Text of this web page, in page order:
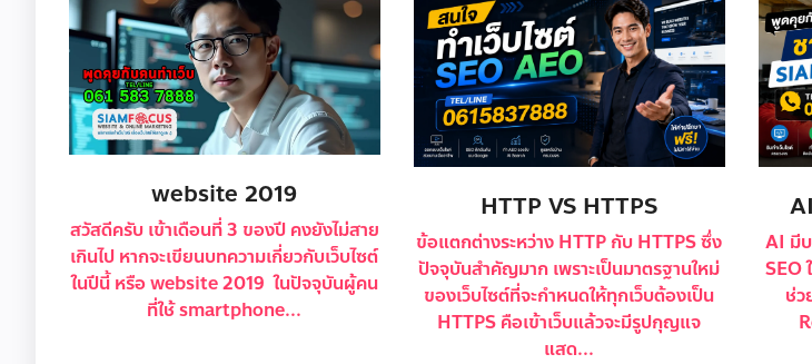
website 2019
สวัสดีครับ เข้าเดือนที่ 3 ของปี คงยังไม่สาย
เกินไป หากจะเขียนบทความเกี่ยวกับเว็บไซต์
ในปีนี้ หรือ website 2019 ในปัจจุบันผู้คน
ที่ใช้ smartphone...
HTTP VS HTTPS
ข้อแตกต่างระหว่าง HTTP กับ HTTPS ซึ่ง
ปัจจุบันสำคัญมาก เพราะเป็นมาตรฐานใหม่
ของเว็บไซต์ที่จะกำหนดให้ทุกเว็บต้องเป็น
HTTPS คือเข้าเว็บแล้วจะมีรูปกุญแจ
แสด...
AI มี
SEO
ช่ว